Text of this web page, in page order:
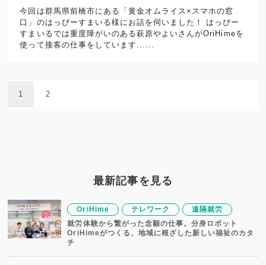
今回は群馬県前橋市にある「黄金オムライス×スマホの窓
口」のはっぴーすまいる様にお話を伺いました！ はっぴー
すまいるでは重度障がいのある萩原やよいさんがOriHimeを
使って接客の仕事をしています......
1 2
最新記事を見る
OriHime テレワーク
遠隔就労
就労体験から繋がった念願の仕事。分身ロボット
OriHimeがつくる、地域に根ざした新しい福祉のカタ
チ